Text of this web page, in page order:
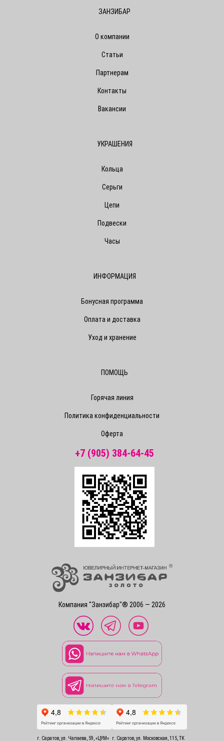
Компания "Занзибар"® 2006 — 2026
ЗАНЗИБАР
О компании
Статьи
Партнерам
Контакты
Вакансии
УКРАШЕНИЯ
Кольца
Серьги
Цепи
Подвески
Часы
ИНФОРМАЦИЯ
Бонусная программа
Оплата и доставка
Уход и хранение
ПОМОЩЬ
Горячая линия
Политика конфиденциальности
Оферта
+7 (905) 384-64-45
г. Саратов, ул. Чапаева, 59, «ЦУМ» г. Саратов, ул. Московская, 115, ТК